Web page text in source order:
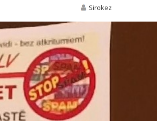
Sirokez